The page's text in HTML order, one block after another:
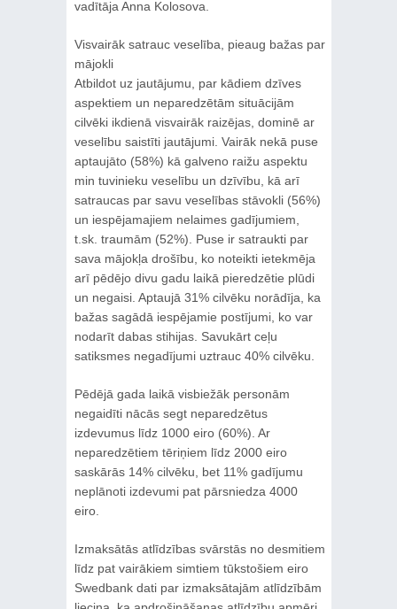
vadītāja Anna Kolosova.
Visvairāk satrauc veselība, pieaug bažas par
mājokli
Atbildot uz jautājumu, par kādiem dzīves
aspektiem un neparedzētām situācijām
cilvēki ikdienā visvairāk raizējas, dominē ar
veselību saistīti jautājumi. Vairāk nekā puse
aptaujāto (58%) kā galveno raižu aspektu
min tuvinieku veselību un dzīvību, kā arī
satraucas par savu veselības stāvokli (56%)
un iespējamajiem nelaimes gadījumiem,
t.sk. traumām (52%). Puse ir satraukti par
sava mājokļa drošību, ko noteikti ietekmēja
arī pēdējo divu gadu laikā pieredzētie plūdi
un negaisi. Aptaujā 31% cilvēku norādīja, ka
bažas sagādā iespējamie postījumi, ko var
nodarīt dabas stihijas. Savukārt ceļu
satiksmes negadījumi uztrauc 40% cilvēku.
Pēdējā gada laikā visbiežāk personām
negaidīti nācās segt neparedzētus
izdevumus līdz 1000 eiro (60%). Ar
neparedzētiem tēriņiem līdz 2000 eiro
saskārās 14% cilvēku, bet 11% gadījumu
neplānoti izdevumi pat pārsniedza 4000
eiro.
Izmaksātās atlīdzības svārstās no desmitiem
līdz pat vairākiem simtiem tūkstošiem eiro
Swedbank dati par izmaksātajām atlīdzībām